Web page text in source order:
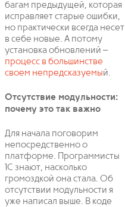
багам предыдущей, которая
исправляет старые ошибки,
но практически всегда несет
в себе новые. А потому
установка обновлений –
процесс в большинстве
своем непредсказуемый.
Отсутствие модульности:
почему это так важно
Для начала поговорим
непосредственно о
платформе. Программисты
1С знают, насколько
громоздкой она стала. Об
отсутствии модульности я
уже написал выше. В коде